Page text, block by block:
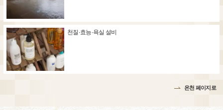
천질·효능·욕실 설비
온천 페이지로